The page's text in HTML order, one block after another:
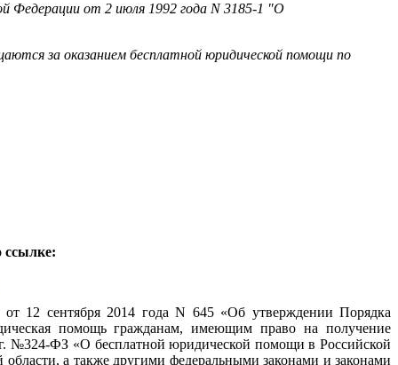
Федерации от 2 июля 1992 года N 3185-1 "О
за оказанием бесплатной юридической помощи по
ссылке:
12 сентября 2014 года N 645 «Об утверждении Порядка
помощь гражданам, имеющим право на получение
№324-ФЗ «О бесплатной юридической помощи в Российской
а также другими федеральными законами и законами